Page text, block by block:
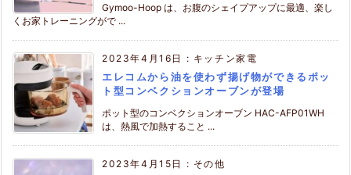
Gymoo-Hoop は、お腹のシェイプアップに最適、楽し
くお家トレーニングがで ...
2023年4月16日 : キッチン家電
エレコムから油を使わず揚げ物ができるポッ
ト型コンベクションオーブンが登場
ポット型のコンベクションオーブン HAC-AFP01WH
は、熱風で加熱すること ...
2023年4月15日 : その他